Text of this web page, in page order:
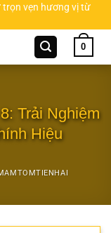
trọn vẹn hương vị từ
0
Trải Nghiệm
Hiệu